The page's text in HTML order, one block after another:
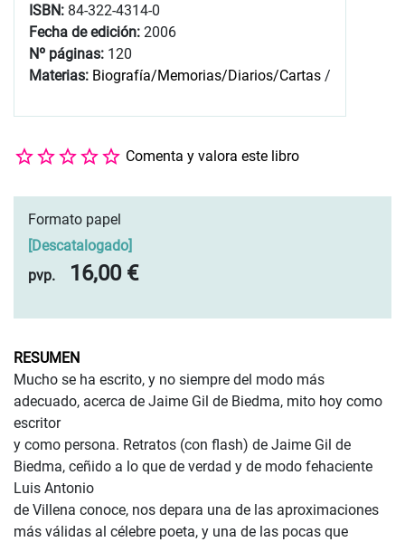
ISBN: 84-322-4314-0
Fecha de edición: 2006
Nº páginas: 120
Materias: Biografía/Memorias/Diarios/Cartas /
Comenta y valora este libro
Formato papel
Descatalogado]
pvp.
16,00 €
RESUMEN
Mucho se ha escrito, y no siempre del modo más
adecuado, acerca de Jaime Gil de Biedma, mito hoy como
escritor
y como persona. Retratos (con flash) de Jaime Gil de
Biedma, ceñido a lo que de verdad y de modo fehaciente
Luis Antonio
de Villena conoce, nos depara una de las aproximaciones
más válidas al célebre poeta, y una de las pocas que